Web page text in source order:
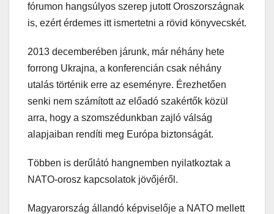
fórumon hangsúlyos szerep jutott Oroszországnak
is, ezért érdemes itt ismertetni a rövid könyvecskét.
2013 decemberében járunk, már néhány hete
forrong Ukrajna, a konferencián csak néhány
utalás történik erre az eseményre. Érezhetően
senki nem számított az előadó szakértők közül
arra, hogy a szomszédunkban zajló válság
alapjaiban rendíti meg Európa biztonságát.
Többen is derűlátó hangnemben nyilatkoztak a
NATO-orosz kapcsolatok jövőjéről.
Magyarország állandó képviselője a NATO mellett